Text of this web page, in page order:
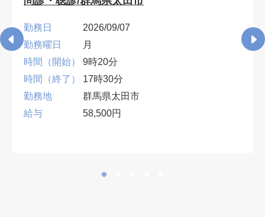
勤務日
2026/09/07
勤務曜日
月
時間（開始）
9時20分
時間（終了）
17時30分
勤務地
群馬県太田市
給与
58,500円